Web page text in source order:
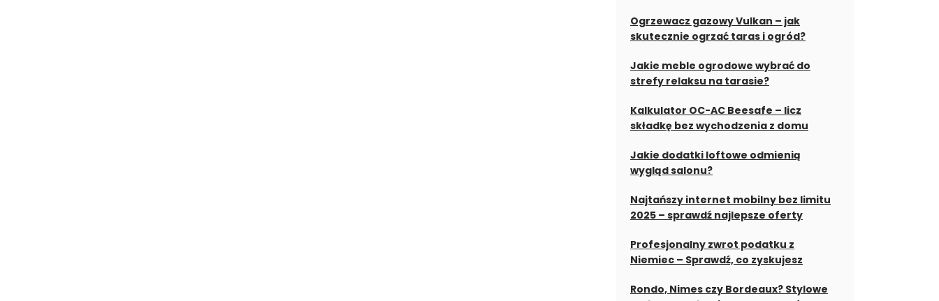
Ogrzewacz gazowy Vulkan – jak
skutecznie ogrzać taras i ogród?
Jakie meble ogrodowe wybrać do
strefy relaksu na tarasie?
Kalkulator OC-AC Beesafe – licz
składkę bez wychodzenia z domu
Jakie dodatki loftowe odmienią
wygląd salonu?
Najtańszy internet mobilny bez limitu
2025 – sprawdź najlepsze oferty
Profesjonalny zwrot podatku z
Niemiec – Sprawdź, co zyskujesz
Rondo, Nimes czy Bordeaux? Stylowe